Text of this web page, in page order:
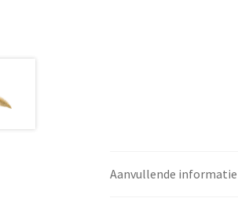
Aanvullende informatie